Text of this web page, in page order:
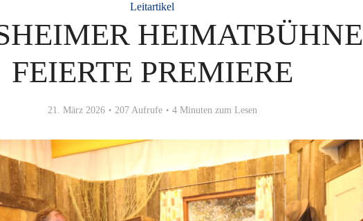
Leitartikel
HEIMATBÜHNE
FEIERTE PREMIERE
21. März 2026 207 Aufrufe 4 Minuten zum Lesen